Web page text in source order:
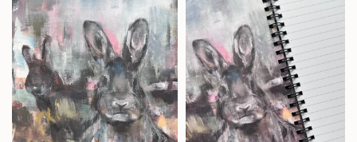
känslor.
Eller bli medlem och få 10%
på alla konstprodukter!